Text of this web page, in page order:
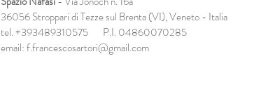
36056 Stroppari di Tezze sul Brenta (VI),Veneto - Italia
tel. +393489310575 P.I. 04860070285
email:f.francescosartori@gmail.com